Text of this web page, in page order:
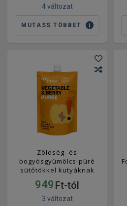
4 változat
MUTASS TÖBBET
Zöldség- és
bogyósgyümölcs-püré
sütőtökkel kutyáknak
949 Ft-tól
3 változat